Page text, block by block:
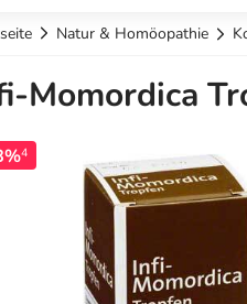
Natur & Homöopathie
Momordica
4